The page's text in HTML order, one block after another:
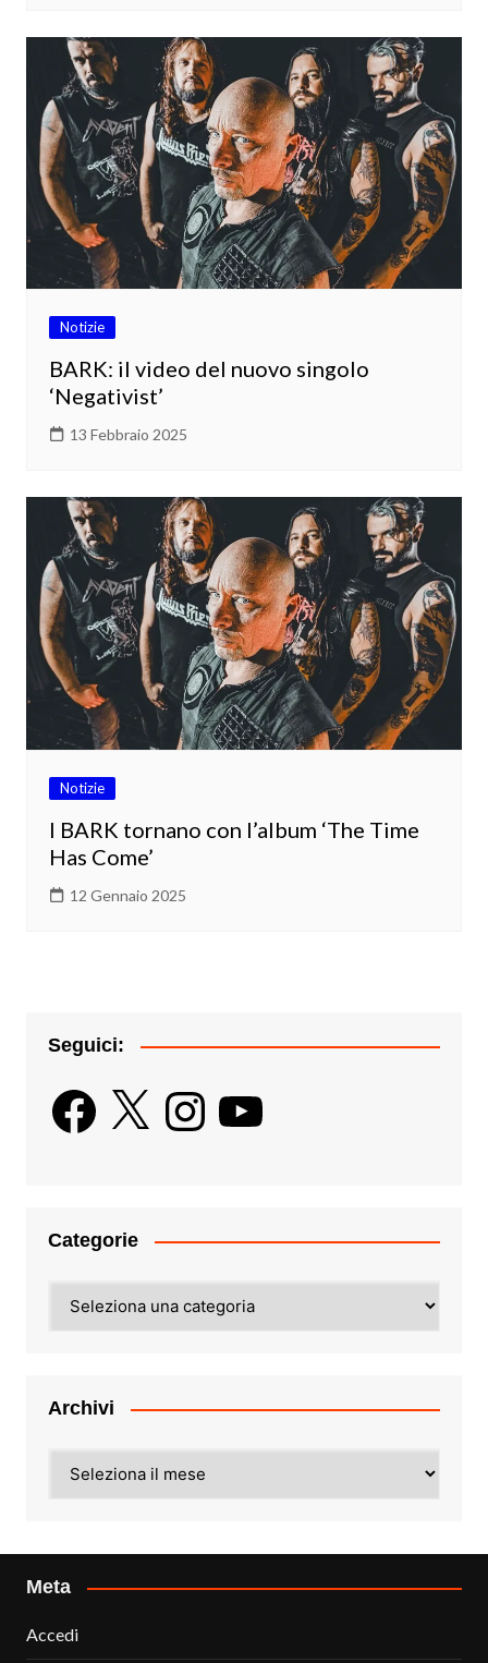
Notizie
BARK: il video del nuovo singolo
‘Negativist’
13 Febbraio 2025
Notizie
I BARK tornano con l’album ‘The Time
Has Come’
12 Gennaio 2025
Seguici:
Facebook
X InstagramYouTube
Categorie
Archivi
Meta
Accedi